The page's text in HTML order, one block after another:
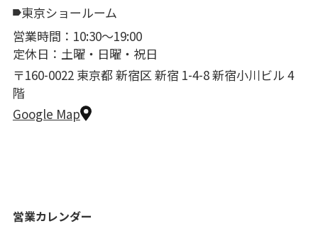
東京ショールーム
営業時間：10:30〜19:00
定休日：土曜・日曜・祝日
〒160-0022 東京都 新宿区 新宿 1-4-8 新宿小川ビル 4
階
Google Map
営業カレンダー